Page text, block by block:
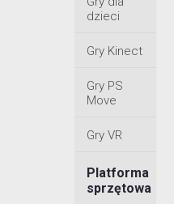
dzieci
Gry Kinect
Gry PS
Move
Gry VR
Platforma
sprzętowa